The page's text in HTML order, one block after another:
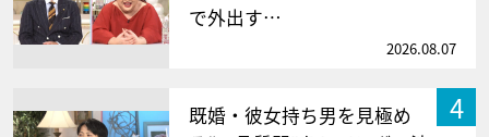
で外出す…
2026.08.07
4
既婚・彼女持ち男を見極め